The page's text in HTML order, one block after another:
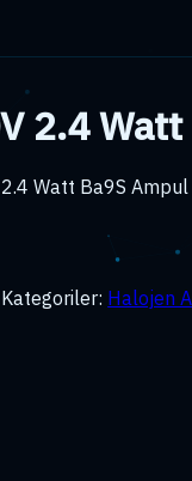
2.4
Watt Ba9S
Kategoriler: Halojen